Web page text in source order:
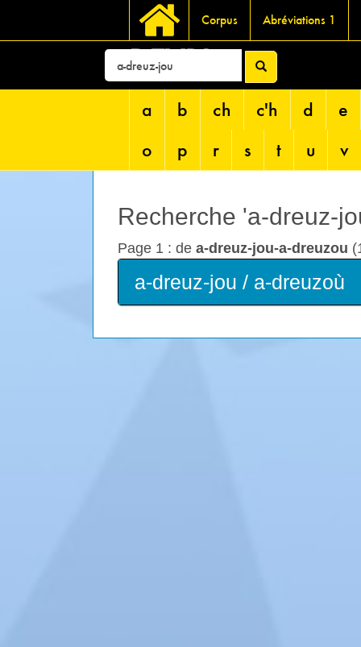
Corpus Abréviations 1
DEVRI
a b ch c'h d
e
o
p r s t u v
Recherche 'a-dreuz-
Page 1 : de a-dreuz-jou-a-dreuzou
a-dreuz-jou / a-dreuzoù